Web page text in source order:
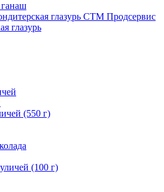
глазурь СТМ Продсервис
глазурь
(550 г)
(100 г)